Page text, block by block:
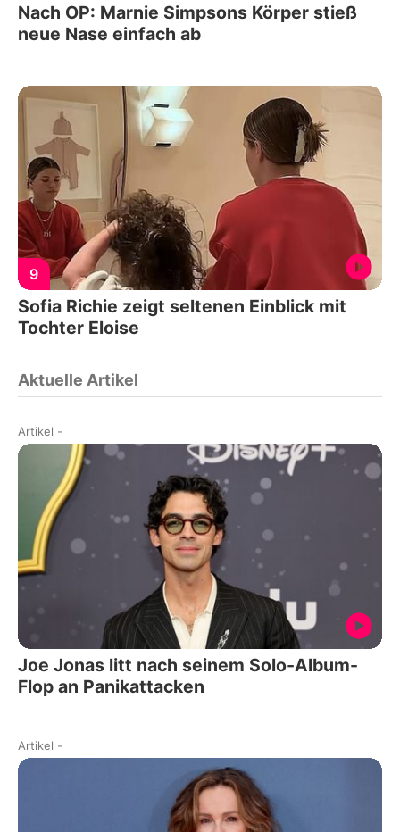
Nach OP: Marnie Simpsons Körper stieß
neue Nase einfach ab
9
Sofia Richie zeigt seltenen Einblick mit
Tochter Eloise
Aktuelle Artikel
Artikel -
Joe Jonas litt nach seinem Solo-Album-
Flop an Panikattacken
Artikel -